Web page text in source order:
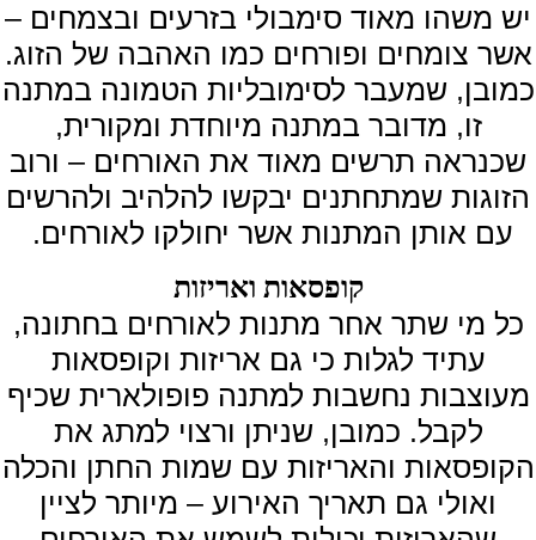
יש משהו מאוד סימבולי בזרעים ובצמחים –
אשר צומחים ופורחים כמו האהבה של הזוג.
כמובן, שמעבר לסימובליות הטמונה במתנה
זו, מדובר במתנה מיוחדת ומקורית,
שכנראה תרשים מאוד את האורחים – ורוב
הזוגות שמתחתנים יבקשו להלהיב ולהרשים
עם אותן המתנות אשר יחולקו לאורחים.
קופסאות ואריזות
כל מי שתר אחר מתנות לאורחים בחתונה,
עתיד לגלות כי גם אריזות וקופסאות
מעוצבות נחשבות למתנה פופולארית שכיף
לקבל. כמובן, שניתן ורצוי למתג את
הקופסאות והאריזות עם שמות החתן והכלה
ואולי גם תאריך האירוע – מיותר לציין